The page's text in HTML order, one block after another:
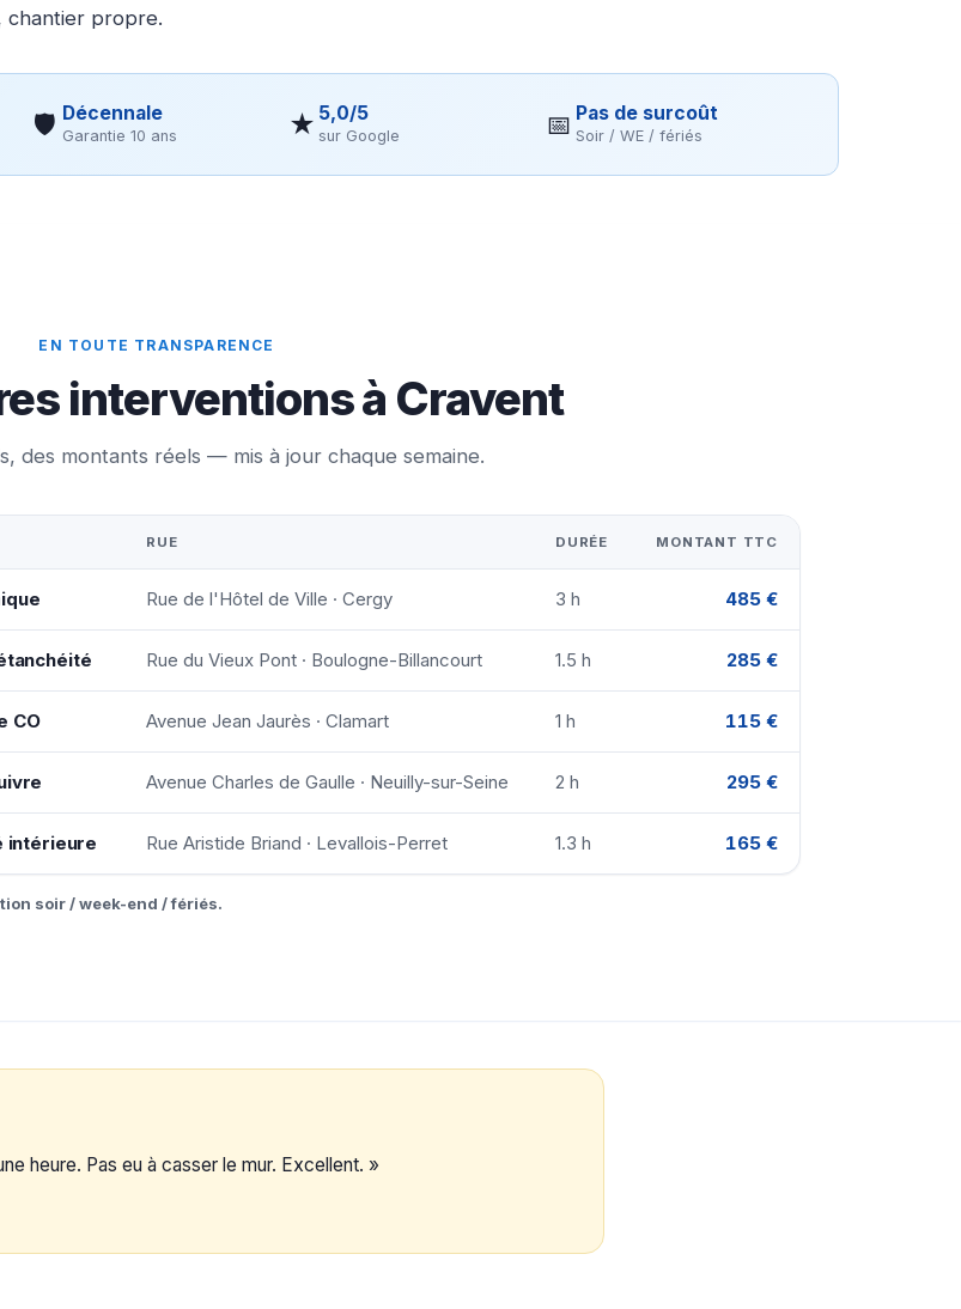
chantier propre.
🛡 Décennale
Garantie 10 ans ★ 5,0/5
sur Google 📅 Pas de surcoût
Soir / WE / fériés
EN TOUTE TRANSPARENCE
interventions à Cravent
des montants réels — mis à jour chaque semaine.
RUE DURÉE MONTANT TTC
Rue de l'Hôtel de Ville · Cergy 3 h 485 €
Rue du Vieux Pont · Boulogne-Billancourt 1.5 h 285 €
CO Avenue Jean Jaurès · Clamart 1 h 115 €
Avenue Charles de Gaulle · Neuilly-sur-Seine 2 h 295 €
intérieure Rue Aristide Briand · Levallois-Perret 1.3 h 165 €
soir / week-end / fériés.
heure. Pas eu à casser le mur. Excellent. »